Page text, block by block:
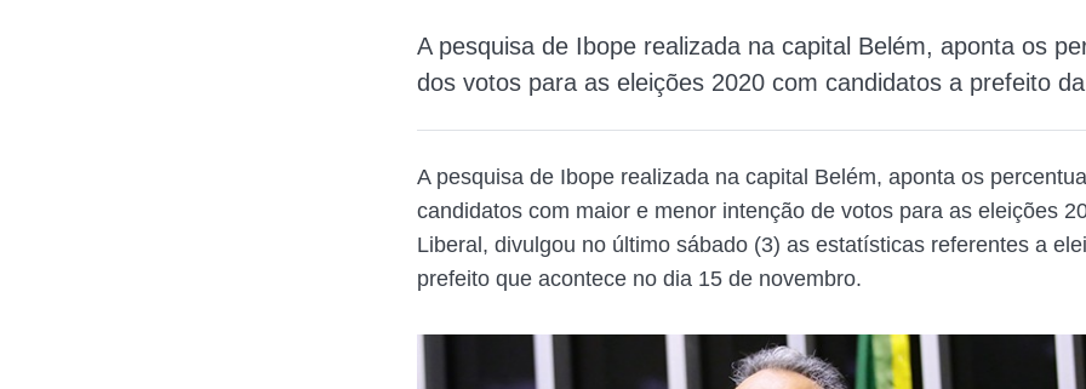
A pesquisa de Ibope realizada na capital Belém, aponta os
dos votos para as eleições 2020 com candidatos a prefeito
A pesquisa de Ibope realizada na capital Belém, aponta os
candidatos com maior e menor intenção de votos para as eleições
Liberal, divulgou no último sábado (3) as estatísticas referentes a
prefeito que acontece no dia 15 de novembro.